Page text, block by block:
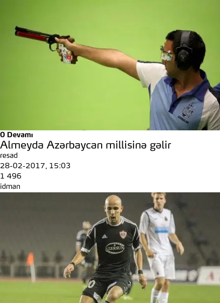
0 Devamı
Almeyda Azərbaycan millisinə gəlir
resad
28-02-2017, 15:03
1 496
idman